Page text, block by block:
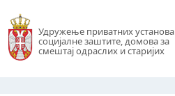
Удружење приватних установа
социјалне заштите, домова за
смештај одраслих и старијих